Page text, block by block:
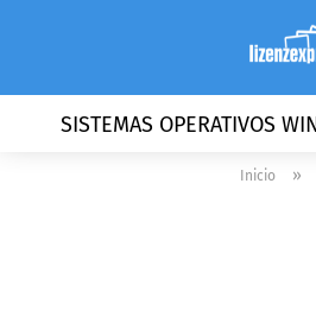
SISTEMAS OPERATIVOS
Inicio »